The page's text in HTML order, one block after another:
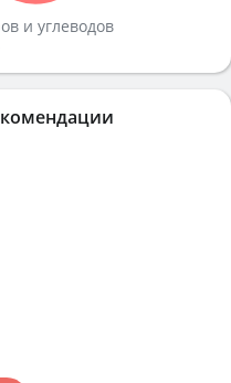
и углеводов